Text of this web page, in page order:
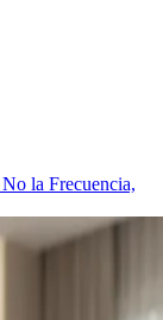
la Frecuencia,